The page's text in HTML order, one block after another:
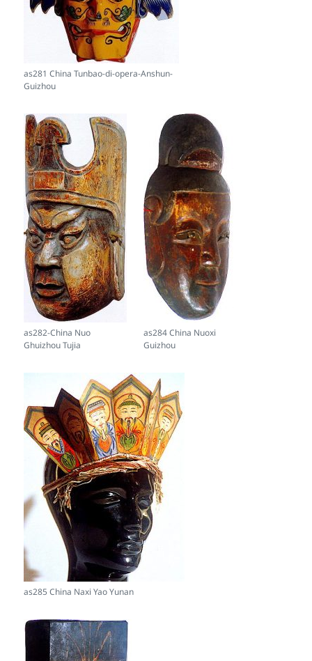
as281 China Tunbao-di-opera-Anshun-
Guizhou
as282-China Nuo
Ghuizhou Tujia
as284 China Nuoxi
Guizhou
as285 China Naxi Yao Yunan